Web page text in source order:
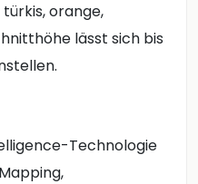
orange,
lässt sich bis
Technologie